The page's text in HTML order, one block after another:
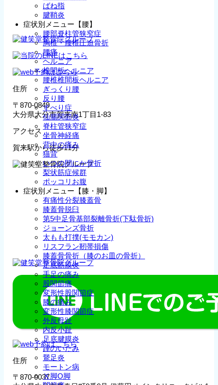
ばね指
腱鞘炎
症状別メニュー【腰】
腰部脊柱管狭窄症
胸椎・腰椎圧迫骨折
腰痛
ヘルニア
椎間板ヘルニア
腰椎椎間板ヘルニア
ぎっくり腰
反り腰
すべり症
仙腸関節炎
脊柱管狭窄症
坐骨神経痛
背中の痛み
猫背
いつの間にか骨折
梨状筋症候群
ポッコリお腹
症状別メニュー【膝・脚】
有痛性分裂膝蓋骨
膝蓋骨脱臼
第5中足骨基部裂離骨折(下駄骨折)
ジョーンズ骨折
太もも打撲(モモカン)
リスフラン靭帯損傷
膝蓋骨骨折（膝のお皿の骨折）
足底筋膜炎
手足の痛み
股関節痛
変形性股関節症
膝の痛み
変形性膝関節症
外反母趾
内反小趾
足底腱膜炎
踵のいたみ
鵞足炎
モートン病
Ⅹ脚O脚
住所
〒870-0849
大分県大分市賀来南1丁目1-83
アクセス
賀来駅から徒歩11分
住所
〒870-0037